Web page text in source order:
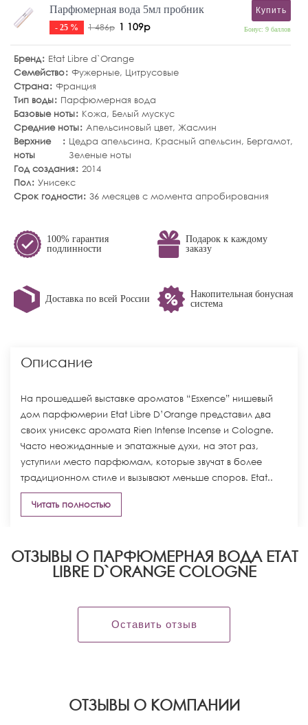
Парфюмерная вода 5мл пробник
- 25 % 1 486р 1 109р
Купить
Бонус: 9 баллов
Бренд
Etat Libre d`Orange
Семейство Фужерные, Цитрусовые
Страна Франция
Тип воды
Парфюмерная вода
Базовые ноты
Кожа, Белый мускус
Средние ноты Апельсиновый цвет, Жасмин
Верхние
ноты
Цедра апельсина, Красный апельсин, Бергамот,
Зеленые ноты
Год создания 2014
Пол Унисекс
Срок годности 36 месяцев с момента апробирования
100% гарантия
подлинности
Подарок к каждому
заказу
Доставка по всей России
Накопительная бонусная
система
Описание
На прошедшей выставке ароматов “Esxence” нишевый
дом парфюмерии Etat Libre D’Orange представил два
своих унисекс аромата Rien Intense Incense и Cologne.
Часто неожиданные и эпатажные духи, на этот раз,
уступили место парфюмам, которые звучат в более
традиционном стиле и вызывают меньше споров. Etat..
Читать полностью
ОТЗЫВЫ О ПАРФЮМЕРНАЯ ВОДА ETAT
LIBRE D`ORANGE COLOGNE
Оставить отзыв
OТЗЫВЫ О КОМПАНИИ